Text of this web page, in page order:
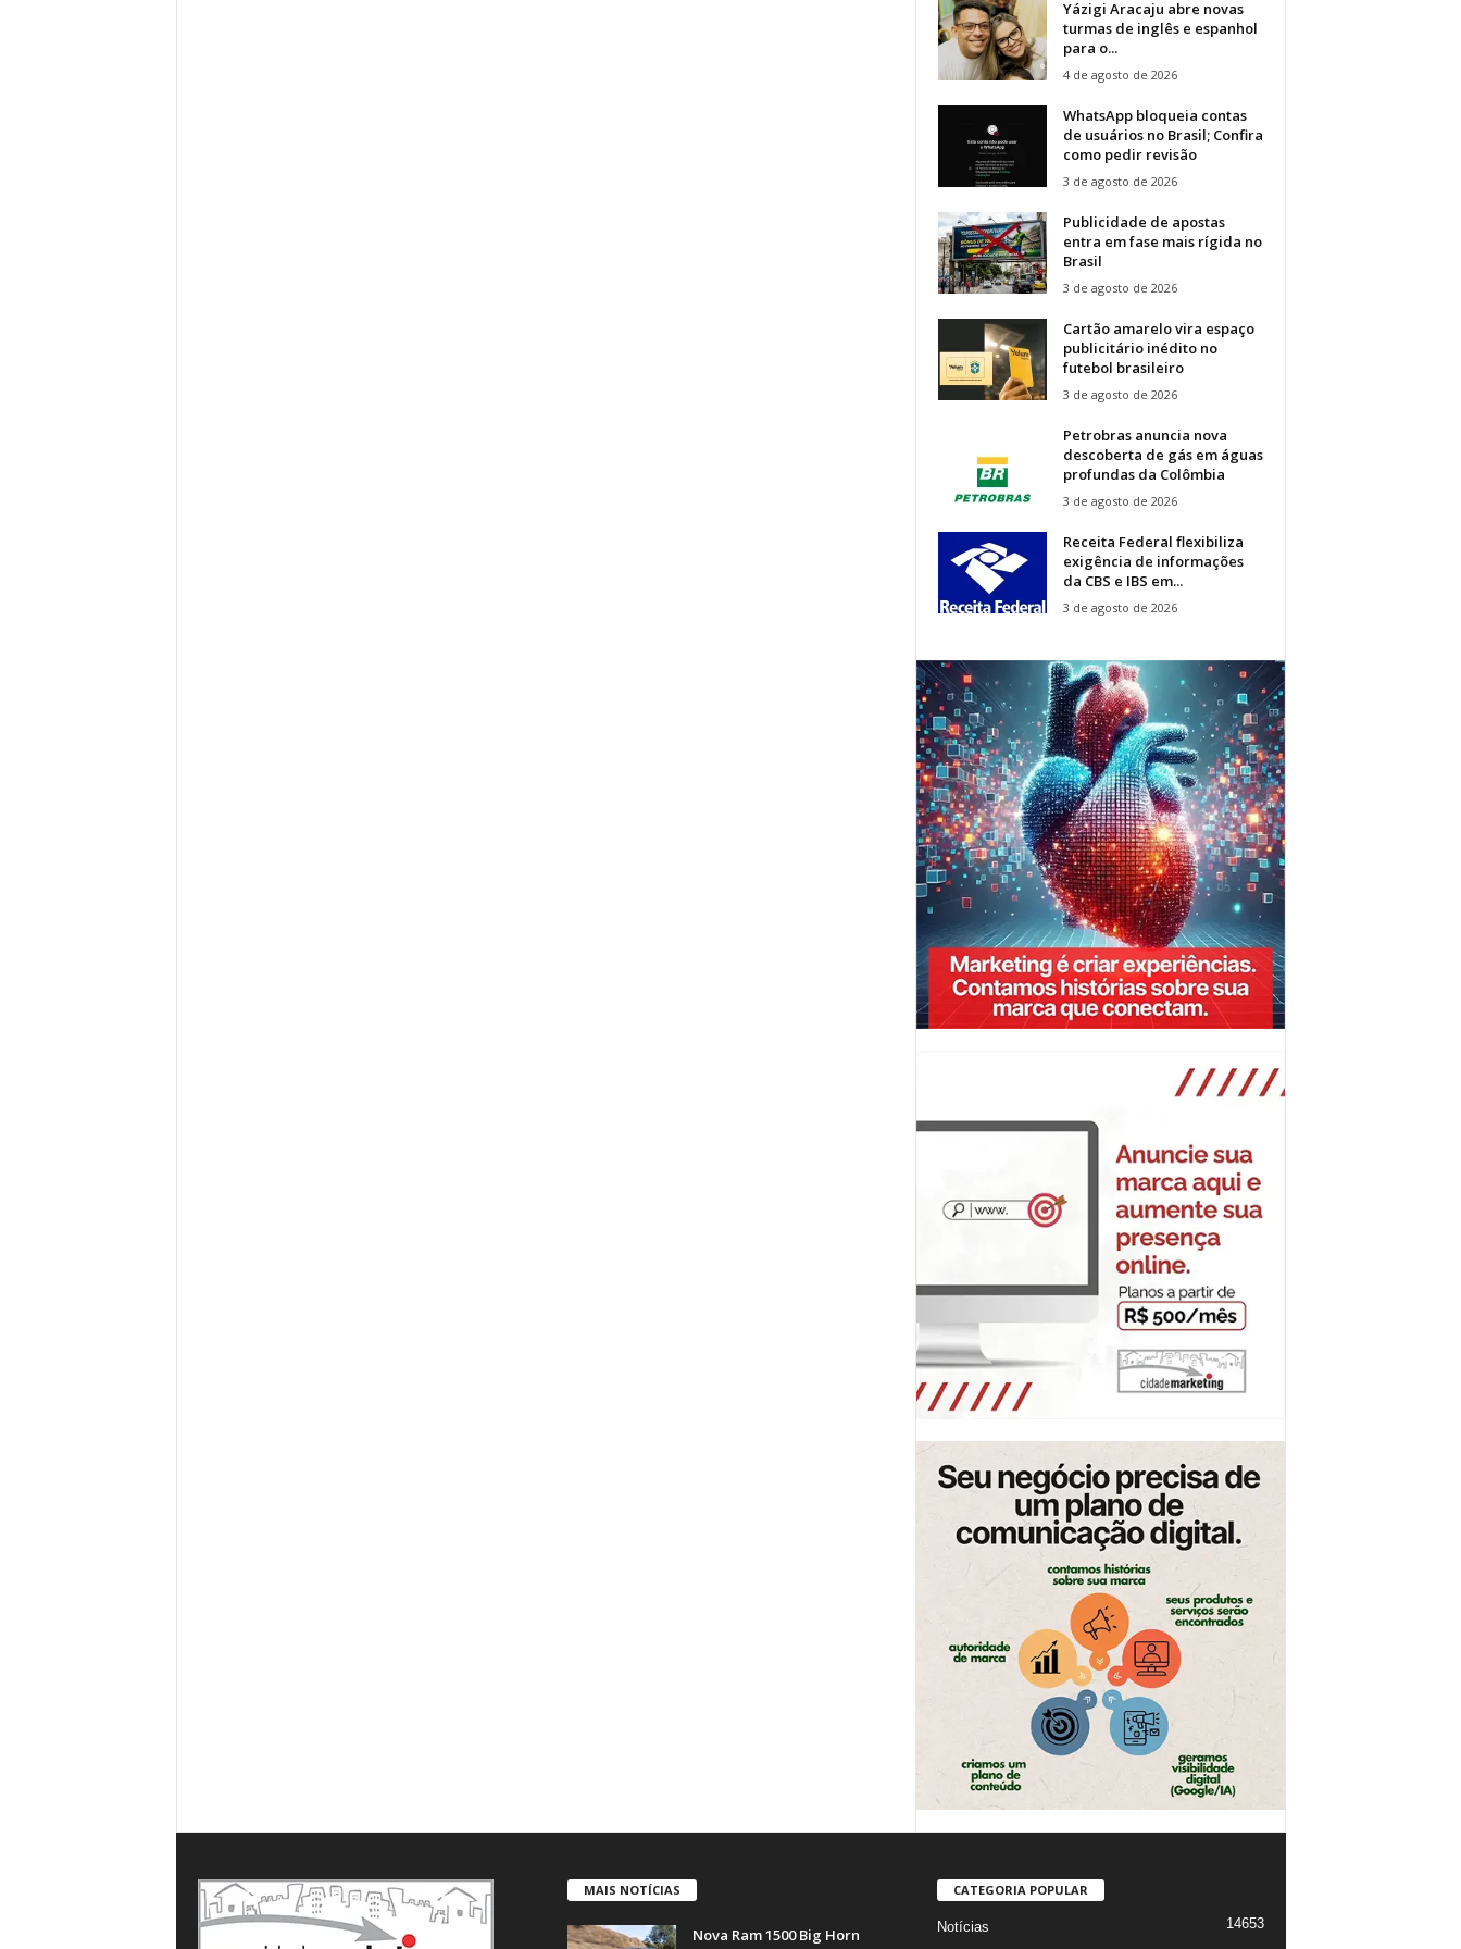
Yázigi Aracaju abre novas
turmas de inglês e espanhol
para o...
4 de agosto de 2026
WhatsApp bloqueia contas
de usuários no Brasil; Confira
como pedir revisão
3 de agosto de 2026
Publicidade de apostas
entra em fase mais rígida no
Brasil
3 de agosto de 2026
Cartão amarelo vira espaço
publicitário inédito no
futebol brasileiro
3 de agosto de 2026
Petrobras anuncia nova
descoberta de gás em águas
profundas da Colômbia
3 de agosto de 2026
Receita Federal flexibiliza
exigência de informações
da CBS e IBS em...
3 de agosto de 2026
MAIS NOTÍCIAS
Nova Ram 1500 Big Horn
CATEGORIA POPULAR
Notícias
14653